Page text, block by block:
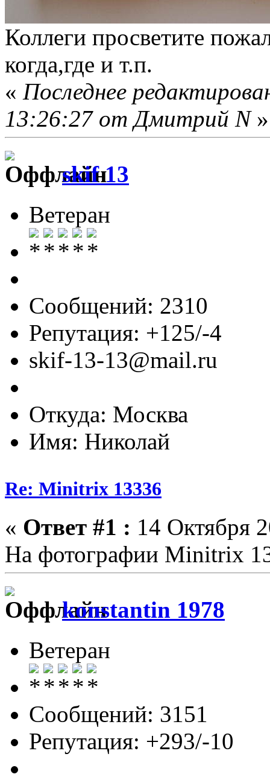
Коллеги просветите
когда,где и т.п.
« Последнее
13:26:27 от Дмитрий N»
skif 13
Ветеран
Сообщений: 2310
Репутация: +125/-4
skif-13-13@mail.ru
Откуда: Москва
Имя: Николай
Re: Minitrix 13336
« Ответ #1 : 14 Октября
На фотографии Minitrix
konstantin 1978
Ветеран
Сообщений: 3151
Репутация: +293/-10